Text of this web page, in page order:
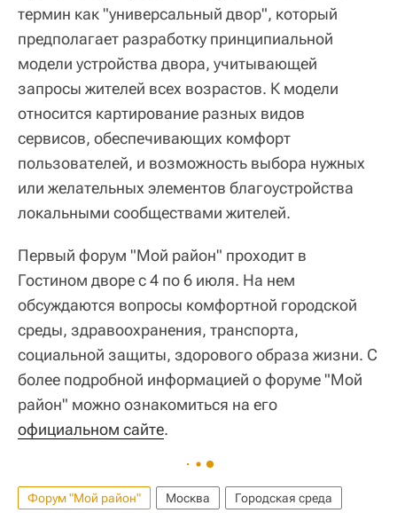
термин как "универсальный двор", который
предполагает разработку принципиальной
модели устройства двора, учитывающей
запросы жителей всех возрастов. К модели
относится картирование разных видов
сервисов, обеспечивающих комфорт
пользователей, и возможность выбора нужных
или желательных элементов благоустройства
локальными сообществами жителей.
Первый форум "Мой район" проходит в
Гостином дворе с 4 по 6 июля. На нем
обсуждаются вопросы комфортной городской
среды, здравоохранения, транспорта,
социальной защиты, здорового образа жизни. С
более подробной информацией о форуме "Мой
район" можно ознакомиться на его
официальном сайте.
Форум "Мой район" Москва
Городская среда